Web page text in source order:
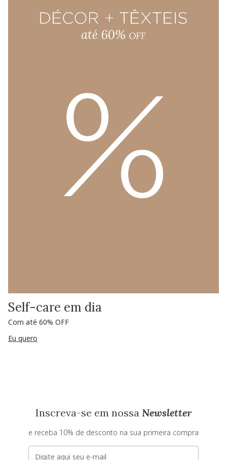
Self-care em dia
Com até 60% OFF
Eu quero
Inscreva-se em nossa Newsletter
e receba 10% de desconto na sua primeira compra
E-mail